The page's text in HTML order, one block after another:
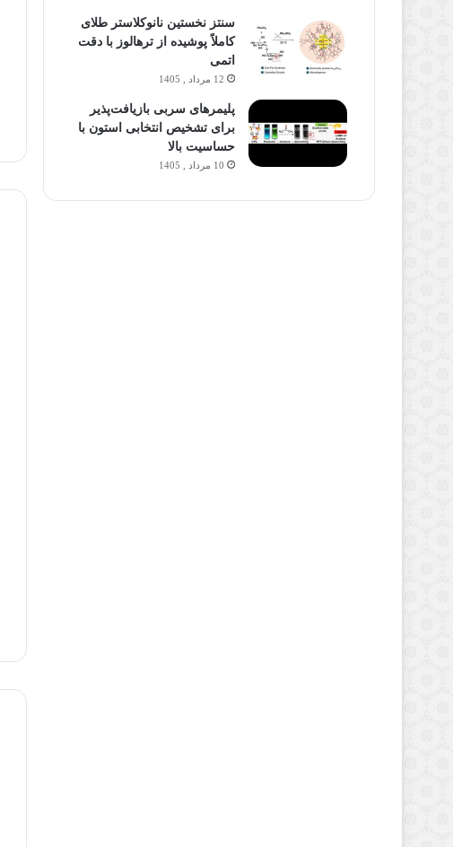
سنتز نخستین نانوکلاستر طلای
کاملاً پوشیده از ترهالوز با دقت
اتمی
12 مرداد , 1405
پلیمرهای سربی بازیافت‌پذیر
برای تشخیص انتخابی استون با
حساسیت بالا
10 مرداد , 1405